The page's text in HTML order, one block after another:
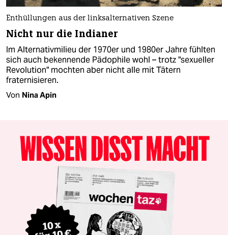
Enthüllungen aus der linksalternativen Szene
Nicht nur die Indianer
Im Alternativmilieu der 1970er und 1980er Jahre fühlten
sich auch bekennende Pädophile wohl – trotz "sexueller
Revolution" mochten aber nicht alle mit Tätern
fraternisieren.
Von Nina Apin